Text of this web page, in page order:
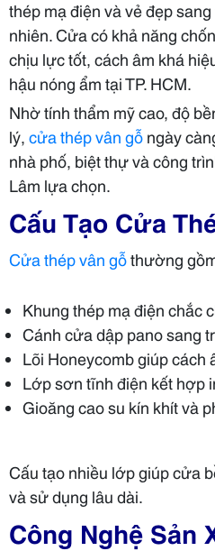
thép mạ điện và vẻ đẹp
nhiên. Cửa có khả năng
chịu lực tốt, cách âm khá
hậu nóng ẩm tại TP. HCM.
Nhờ tính thẩm mỹ cao, độ
lý,cửa thép vân gỗngày
nhà phố, biệt thự và công
Lâm lựa chọn.
Cấu Tạo Cửa
Cửa thép vân gỗthường
Khung thép mạ điện chắc
Cánh cửa dập pano sang
Lõi Honeycomb giúp cách
Lớp sơn tĩnh điện kết hợp
Gioăng cao su kín khít và
Cấu tạo nhiều lớp giúp cửa
và sử dụng lâu dài.
Công Nghệ Sản